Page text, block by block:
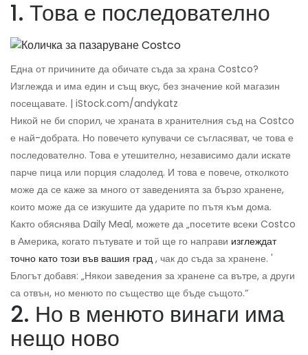
1. Това е последователно
Една от причините да обичате съда за храна Costco?
Изглежда и има един и същ вкус, без значение кой магазин
посещавате. | iStock.com/andykatz
Никой не би спорил, че храната в хранителния съд на Costco
е най-добрата. Но повечето купувачи се съгласяват, че това е
последователно. Това е утешително, независимо дали искате
парче пица или порция сладолед. И това е повече, отколкото
може да се каже за много от заведенията за бързо хранене,
които може да се изкушите да ударите по пътя към дома.
Както обяснява Daily Meal, можете да „посетите всеки Costco
в Америка, когато пътувате и той ще го направи изглеждат
точно като този във вашия град , чак до съда за хранене. '
Блогът добавя: „Някои заведения за хранене са вътре, а други
са отвън, но менюто по същество ще бъде същото.“
2. Но в менюто винаги има
нещо ново